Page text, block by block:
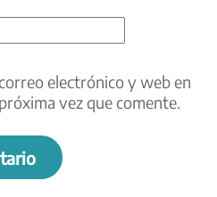
electrónico y web en
vez que comente.